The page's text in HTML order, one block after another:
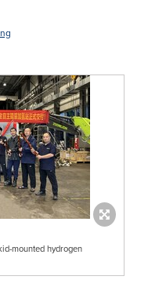
mounted hydrogen